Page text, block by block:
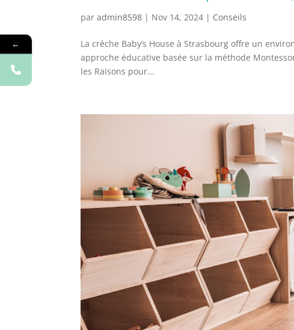
paradmin8598 | Nov 14, 2024 | Conseils
La crèche Baby’s House à Strasbourg offre un
approche éducative basée sur la méthode
les Raisons pour...
←